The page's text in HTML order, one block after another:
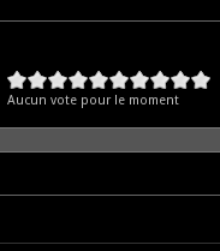
Aucun vote pour le moment